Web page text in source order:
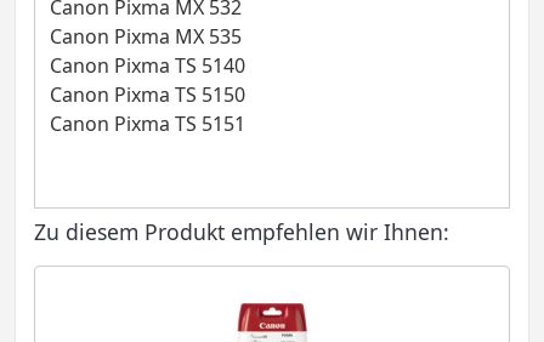
Canon Pixma MX 532
Canon Pixma MX 535
Canon Pixma TS 5140
Canon Pixma TS 5150
Canon Pixma TS 5151
Zu diesem Produkt empfehlen wir Ihnen: